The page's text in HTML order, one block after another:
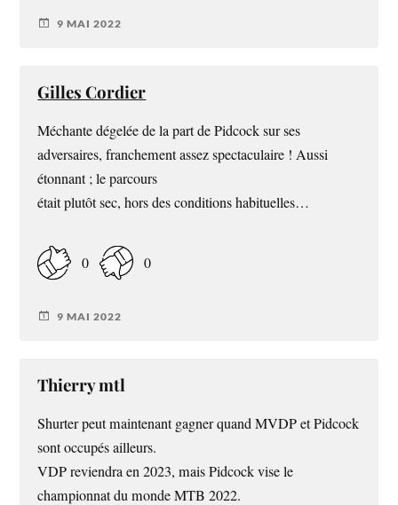
9 MAI 2022
Gilles Cordier
Méchante dégelée de la part de Pidcock sur ses
adversaires, franchement assez spectaculaire ! Aussi
étonnant ; le parcours
était plutôt sec, hors des conditions habituelles…
0 0
9 MAI 2022
Thierry mtl
Shurter peut maintenant gagner quand MVDP et Pidcock
sont occupés ailleurs.
VDP reviendra en 2023, mais Pidcock vise le
championnat du monde MTB 2022.